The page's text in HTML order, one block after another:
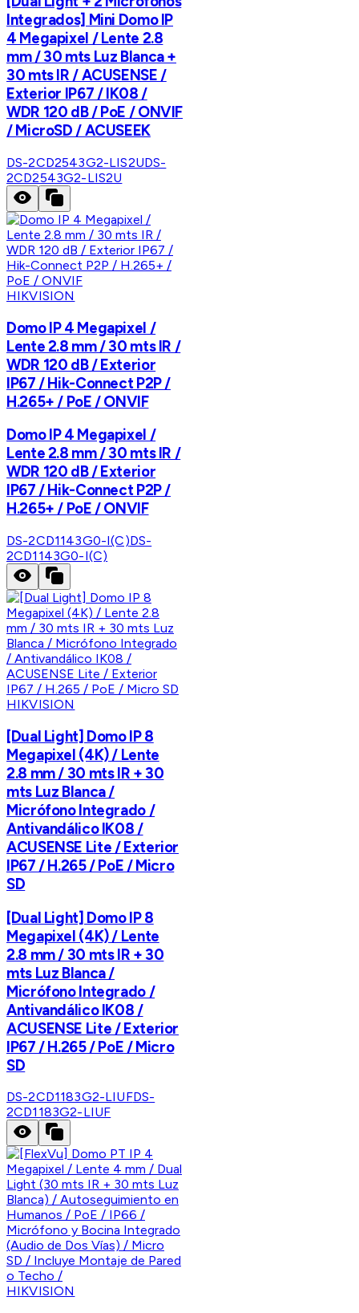
Integrados] Mini Domo IP
4 Megapixel / Lente 2.8
mm / 30 mts Luz Blanca +
30 mts IR / ACUSENSE /
Exterior IP67 / IK08 /
WDR 120 dB / PoE / ONVIF
/ MicroSD / ACUSEEK
DS-2CD2543G2-LIS2UDS-
2CD2543G2-LIS2U
HIKVISION
Domo IP 4 Megapixel /
Lente 2.8 mm / 30 mts IR /
WDR 120 dB / Exterior
IP67 / Hik-Connect P2P /
H.265+ / PoE / ONVIF
Domo IP 4 Megapixel /
Lente 2.8 mm / 30 mts IR /
WDR 120 dB / Exterior
IP67 / Hik-Connect P2P /
H.265+ / PoE / ONVIF
DS-2CD1143G0-I(C)DS-
2CD1143G0-I(C)
HIKVISION
[Dual Light] Domo IP 8
Megapixel (4K) / Lente
2.8 mm / 30 mts IR + 30
mts Luz Blanca /
Micrófono Integrado /
Antivandálico IK08 /
ACUSENSE Lite / Exterior
IP67 / H.265 / PoE / Micro
SD
[Dual Light] Domo IP 8
Megapixel (4K) / Lente
2.8 mm / 30 mts IR + 30
mts Luz Blanca /
Micrófono Integrado /
Antivandálico IK08 /
ACUSENSE Lite / Exterior
IP67 / H.265 / PoE / Micro
SD
DS-2CD1183G2-LIUFDS-
2CD1183G2-LIUF
HIKVISION